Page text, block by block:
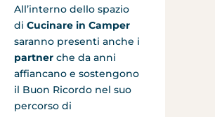
All’interno dello spazio
di Cucinare in Camper
saranno presenti anche i
partner che da anni
affiancano e sostengono
il Buon Ricordo nel suo
percorso di